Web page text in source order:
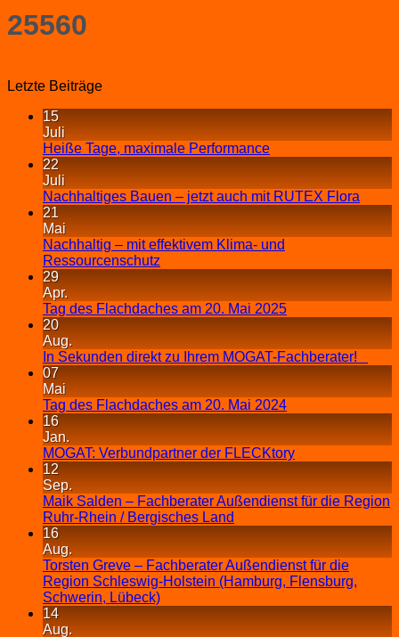
25560
Letzte Beiträge
15
Juli
Heiße Tage, maximale Performance
22
Juli
Nachhaltiges Bauen – jetzt auch mit RUTEX Flora
21
Mai
Nachhaltig – mit effektivem Klima- und
Ressourcenschutz
29
Apr.
Tag des Flachdaches am 20. Mai 2025
20
Aug.
In Sekunden direkt zu Ihrem MOGAT-Fachberater!
07
Mai
Tag des Flachdaches am 20. Mai 2024
16
Jan.
MOGAT: Verbundpartner der FLECKtory
12
Sep.
Maik Salden – Fachberater Außendienst für die Region
Ruhr-Rhein / Bergisches Land
16
Aug.
Torsten Greve – Fachberater Außendienst für die
Region Schleswig-Holstein (Hamburg, Flensburg,
Schwerin, Lübeck)
14
Aug.